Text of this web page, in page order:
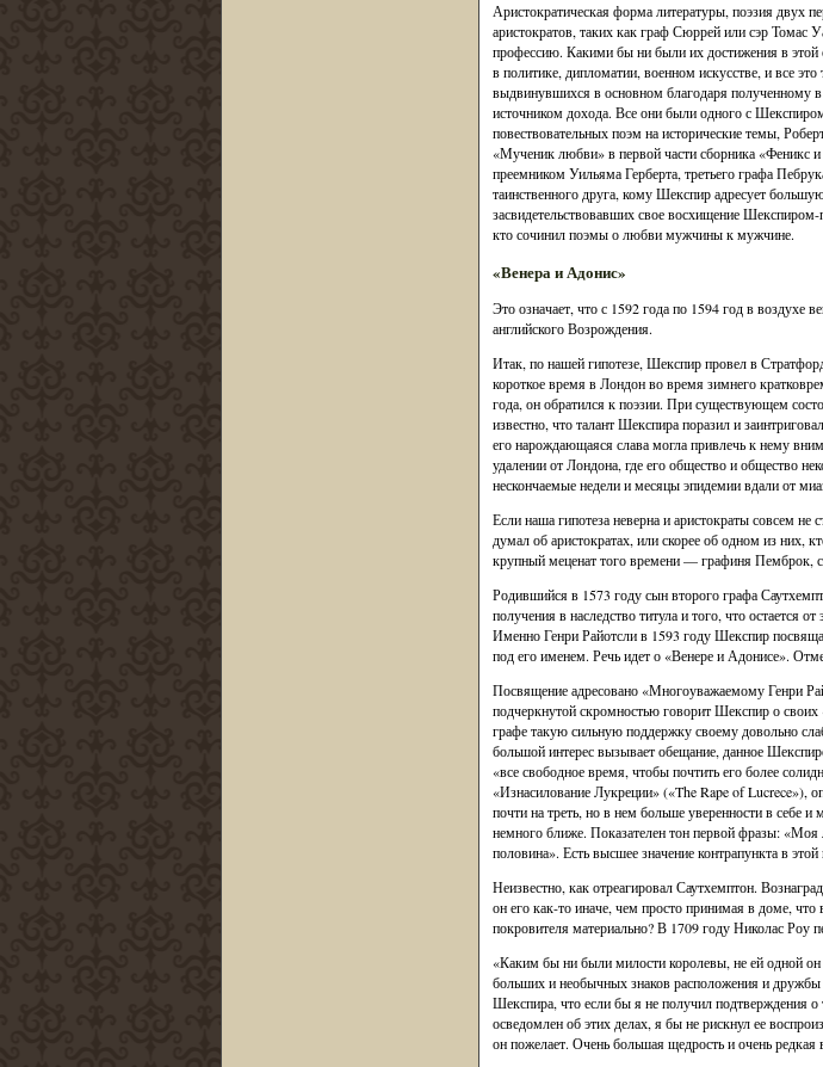
Аристократическая форма литературы, поэзия двух
аристократов, таких как граф Сюррей или сэр
профессию. Какими бы ни были их достижения в этой
в политике, дипломатии, военном искусстве, и все
выдвинувшихся в основном благодаря полученному
источником дохода. Все они были одного с
повествовательных поэм на исторические темы,
«Мученик любви» в первой части сборника «Феникс
преемником Уильяма Герберта, третьего графа
таинственного друга, кому Шекспир адресует
засвидетельствовавших свое восхищение
кто сочинил поэмы о любви мужчины к мужчине.
«Венера и Адонис»
Это означает, что с 1592 года по 1594 год в воздухе
английского Возрождения.
Итак, по нашей гипотезе, Шекспир провел в
короткое время в Лондон во время зимнего
года, он обратился к поэзии. При существующем
известно, что талант Шекспира поразил и
его нарождающаяся слава могла привлечь к нему
удалении от Лондона, где его общество и общество
нескончаемые недели и месяцы эпидемии вдали от
Если наша гипотеза неверна и аристократы совсем
думал об аристократах, или скорее об одном из них,
крупный меценат того времени — графиня Пемброк,
Родившийся в 1573 году сын второго графа
получения в наследство титула и того, что остается
Именно Генри Райотсли в 1593 году Шекспир
под его именем. Речь идет о «Венере и Адонисе».
Посвящение адресовано «Многоуважаемому Генри
подчеркнутой скромностью говорит Шекспир о
графе такую сильную поддержку своему довольно
большой интерес вызывает обещание, данное
«все свободное время, чтобы почтить его более
«Изнасилование Лукреции» («The Rape of Lucrece»),
почти на треть, но в нем больше уверенности в себе
немного ближе. Показателен тон первой фразы: «Моя
половина». Есть высшее значение контрапункта в
Неизвестно, как отреагировал Саутхемптон.
он его как-то иначе, чем просто принимая в доме,
покровителя материально? В 1709 году Николас Роу
«Каким бы ни были милости королевы, не ей одной он
больших и необычных знаков расположения и
Шекспира, что если бы я не получил подтверждения
осведомлен об этих делах, я бы не рискнул ее
он пожелает. Очень большая щедрость и очень редкая